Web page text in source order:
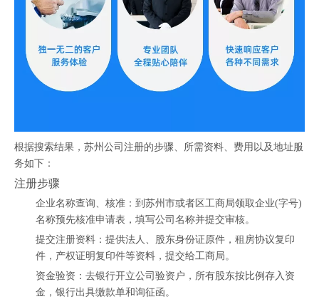
根据搜索结果，苏州公司注册的步骤、所需资料、费用以及地址服
务如下：
注册步骤
企业名称查询、核准：到苏州市或者区工商局领取企业(字号)
名称预先核准申请表，填写公司名称并提交审核。
提交注册资料：提供法人、股东身份证原件，租房协议复印
件，产权证明复印件等资料，提交给工商局。
资金验资：去银行开立公司验资户，所有股东按比例存入资
金，银行出具缴款单和询征函。